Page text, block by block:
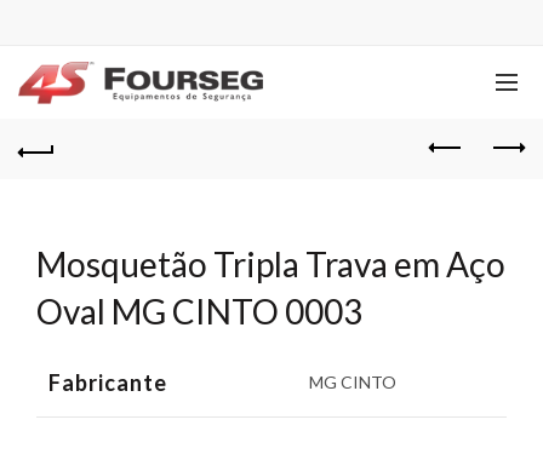
Mosquetão Tripla Trava em Aço
Oval MG CINTO 0003
Fabricante MG CINTO